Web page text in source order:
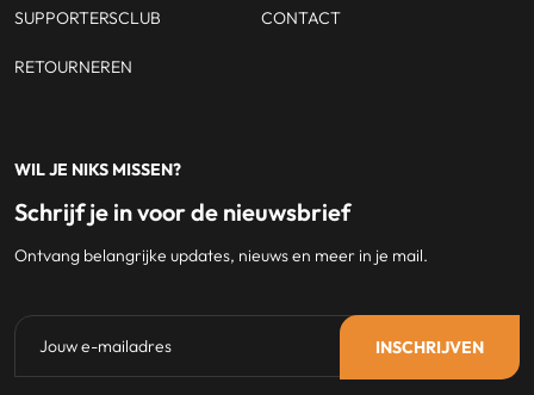
SUPPORTERSCLUB CONTACT
RETOURNEREN
WIL JE NIKS MISSEN?
Schrijf je in voor de nieuwsbrief
Ontvang belangrijke updates, nieuws en meer in je mail.